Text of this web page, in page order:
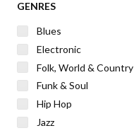
GENRES
Blues
Electronic
Folk, World & Country
Funk & Soul
Hip Hop
Jazz